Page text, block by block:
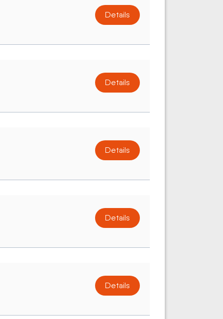
Details
Details
Details
Details
Details